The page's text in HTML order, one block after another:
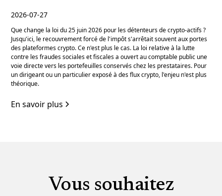
2026-07-27
Que change la loi du 25 juin 2026 pour les détenteurs de crypto-actifs ?
Jusqu'ici, le recouvrement forcé de l'impôt s'arrêtait souvent aux portes
des plateformes crypto. Ce n'est plus le cas. La loi relative à la lutte
contre les fraudes sociales et fiscales a ouvert au comptable public une
voie directe vers les portefeuilles conservés chez les prestataires. Pour
un dirigeant ou un particulier exposé à des flux crypto, l'enjeu n'est plus
théorique.
En savoir plus
Vous souhaitez